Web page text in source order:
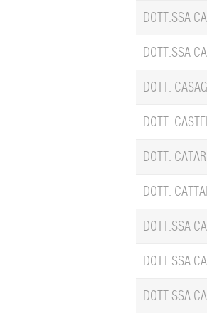
DOTT.SSA
DOTT.SSA
DOTT.
DOTT.
DOTT.
DOTT.
DOTT.SSA
DOTT.SSA
DOTT.SSA